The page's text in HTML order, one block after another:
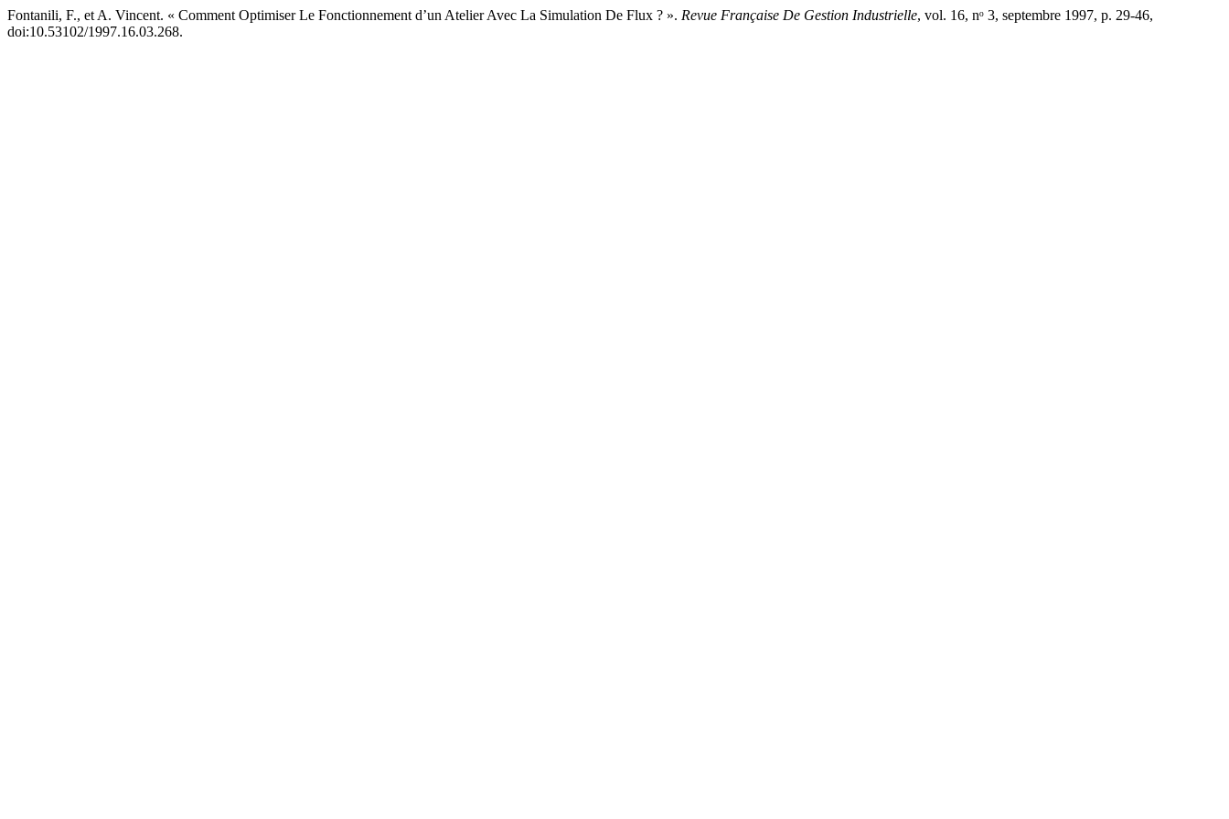
Fontanili, F., et A. Vincent. « Comment Optimiser Le Fonctionnement d’un Atelier Avec La Simulation De Flux ? ». Revue Française De Gestion Industrielle, vol. 16, nᵒ 3, septembre 1997, p. 29-46,
doi:10.53102/1997.16.03.268.